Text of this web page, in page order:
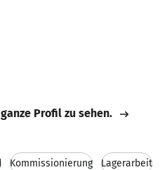
Profil zu sehen.
Kommissionierung Lagerarbeit